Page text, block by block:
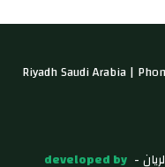
Riyadh Saudi Arabia |
developed by